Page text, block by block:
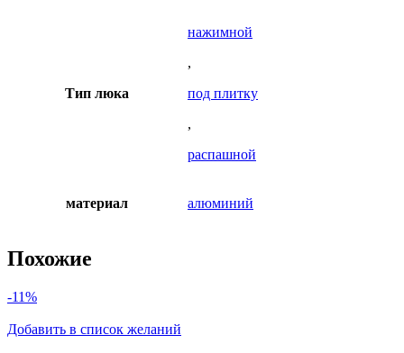
Тип люка
нажимной
,
под плитку
,
распашной
материал алюминий
Похожие
-11%
Добавить в список желаний